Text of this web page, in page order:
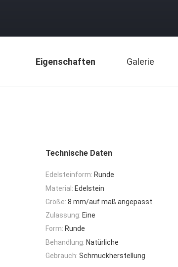
Eigenschaften Galerie
Technische Daten
Edelsteinform: Runde
Material: Edelstein
Größe: 8 mm/auf maß angepasst
Zulassung: Eine
Form: Runde
Behandlung: Natürliche
Gebrauch: Schmuckherstellung